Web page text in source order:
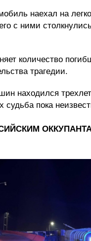
наехал на
с ними
количество
трагедии.
находился
пока